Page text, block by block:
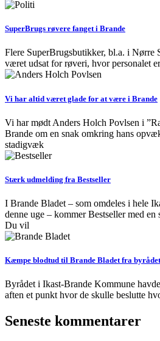
SuperBrugs røvere fanget i Brande
Flere SuperBrugsbutikker, bl.a. i Nørre
været udsat for røveri, hvor personalet
Vi har altid været glade for at være i Brande
Vi har mødt Anders Holch Povlsen i
Brande om en snak omkring hans
stadigvæk
Stærk udmelding fra Bestseller
I Brande Bladet – som omdeles i hele
denne uge – kommer Bestseller med
Du vil
Kæmpe blodtud til Brande Bladet fra byrådet
Byrådet i Ikast-Brande Kommune
aften et punkt hvor de skulle beslutte
Seneste kommentarer